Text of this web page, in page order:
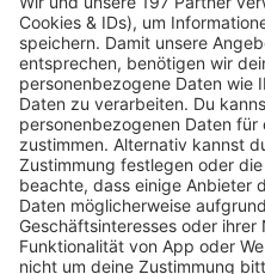
und Schüler in der App
wann der nächste Bus
werden in Echtzeit per
App gesendet. Besonders
wertvoller Service. Aber
Schülerinnen ist die App
anderen Fahrgäste